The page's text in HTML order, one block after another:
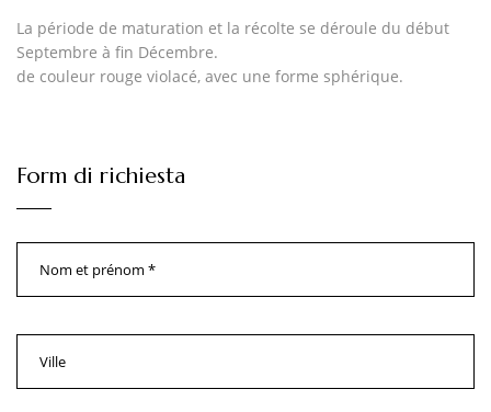
La période de maturation et la récolte se déroule du début
Septembre à fin Décembre.
de couleur rouge violacé, avec une forme sphérique.
Form di richiesta